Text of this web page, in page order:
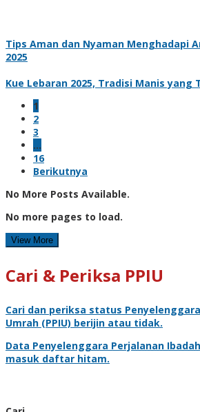
Tips Aman dan Nyaman Menghadapi
2025
Kue Lebaran 2025, Tradisi Manis yang
1
2
3
…
16
Berikutnya
No More Posts Available.
No more pages to load.
View More
Cari & Periksa PPIU
Cari dan periksa status
Umrah (PPIU) berijin atau tidak.
Data Penyelenggara Perjalanan
masuk daftar hitam.